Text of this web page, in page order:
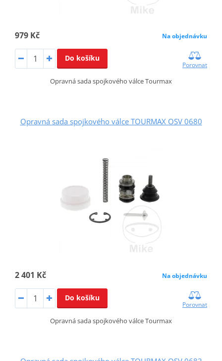
979 Kč Na objednávku
Do košíku
Porovnat
Opravná sada spojkového válce Tourmax
Opravná sada spojkového válce TOURMAX OSV 0680
2 401 Kč Na objednávku
Do košíku
Porovnat
Opravná sada spojkového válce Tourmax